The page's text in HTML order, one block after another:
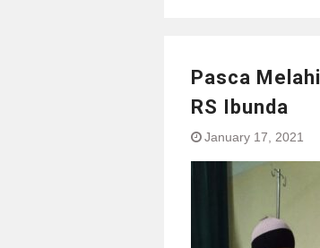
Pasca
RS Ibunda
January 17, 2021